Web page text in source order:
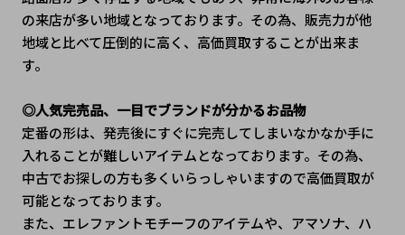
の来店が多い地域となっております。その為、販売力が他
地域と比べて圧倒的に高く、高価買取することが出来ま
す。
◎人気完売品、一目でブランドが分かるお品物
定番の形は、発売後にすぐに完売してしまいなかなか手に
入れることが難しいアイテムとなっております。その為、
中古でお探しの方も多くいらっしゃいますので高価買取が
可能となっております。
また、エレファントモチーフのアイテムや、アマソナ、ハ